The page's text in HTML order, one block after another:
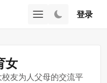
登录
女
友为人父母的交流平